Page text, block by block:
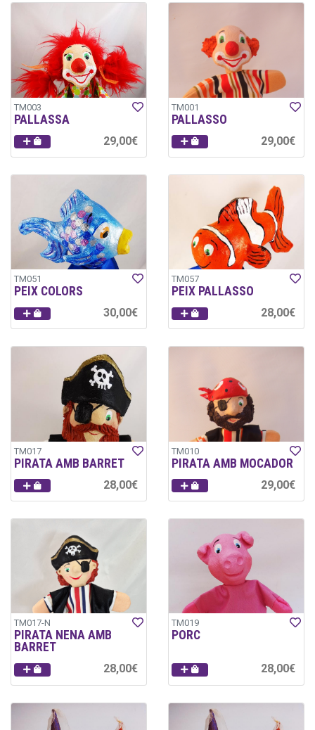
TM003
PALLASSA
29,00€
TM001
PALLASSO
29,00€
TM051
PEIX COLORS
30,00€
TM057
PEIX PALLASSO
28,00€
TM017
PIRATA AMB BARRET
28,00€
TM010
PIRATA AMB MOCADOR
29,00€
TM017-N
PIRATA NENA AMB
BARRET
28,00€
TM019
PORC
28,00€